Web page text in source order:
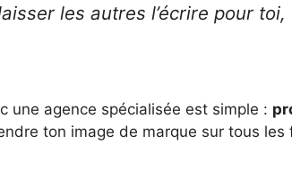
les autres l’écrire pour
une agence spécialisée est simple :
ton image de marque sur tous